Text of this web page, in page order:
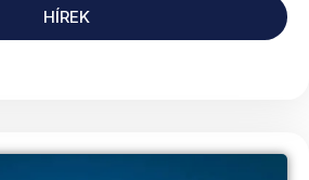
HÍREK